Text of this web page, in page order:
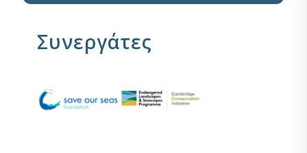
Συνεργάτες